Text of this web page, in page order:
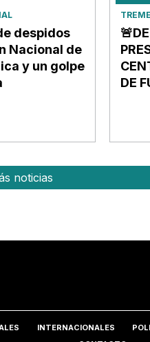
despidos
Nacional de
y un golpe
DE
noticias
INTERNACIONALES